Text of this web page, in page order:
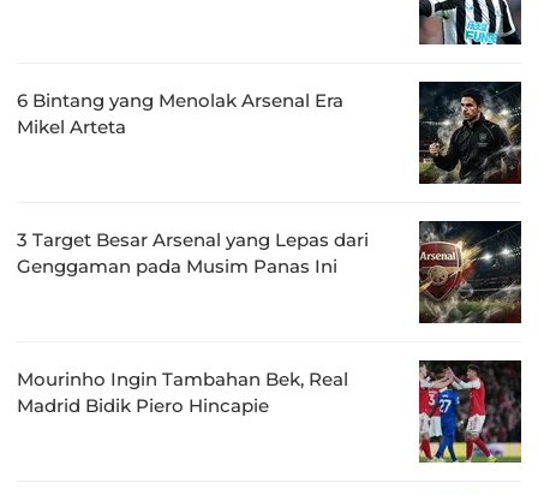
6 Bintang yang Menolak Arsenal Era
Mikel Arteta
3 Target Besar Arsenal yang Lepas dari
Genggaman pada Musim Panas Ini
Mourinho Ingin Tambahan Bek, Real
Madrid Bidik Piero Hincapie